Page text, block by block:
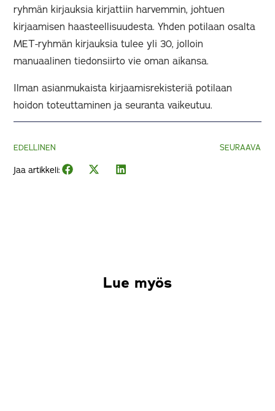
ryhmän kirjauksia kirjattiin harvemmin, johtuen
kirjaamisen haasteellisuudesta. Yhden potilaan osalta
MET-ryhmän kirjauksia tulee yli 30, jolloin
manuaalinen tiedonsiirto vie oman aikansa.
Ilman asianmukaista kirjaamisrekisteriä potilaan
hoidon toteuttaminen ja seuranta vaikeutuu.
EDELLINEN SEURAAVA
Jaa artikkeli:
Lue myös